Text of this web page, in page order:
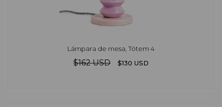
Lámpara de mesa, Tótem 4
$162 USD $130 USD